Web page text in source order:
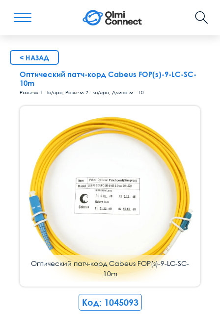
< НАЗАД
Оптический патч-корд Cabeus FOP(s)-9-LC-SC-
10m
Разъем 1 - lc/upc, Разъем 2 - sc/upc, Длина м - 10
Оптический патч-корд Cabeus FOP(s)-9-LC-SC-
10m
Код: 1045093